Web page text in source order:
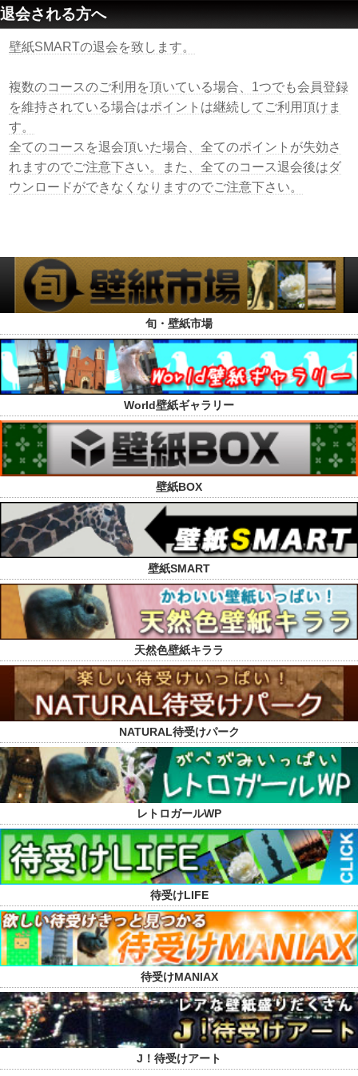
退会される方へ
壁紙SMARTの退会を致します。
複数のコースのご利用を頂いている場合、1つでも会員登録
を維持されている場合はポイントは継続してご利用頂けま
す。
全てのコースを退会頂いた場合、全てのポイントが失効さ
れますのでご注意下さい。また、全てのコース退会後はダ
ウンロードができなくなりますのでご注意下さい。
旬・壁紙市場
World壁紙ギャラリー
壁紙BOX
壁紙SMART
天然色壁紙キララ
NATURAL待受けパーク
レトロガールWP
待受けLIFE
待受けMANIAX
J！待受けアート